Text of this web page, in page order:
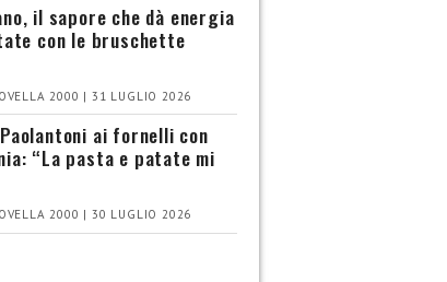
il sapore che dà energia
con le bruschette
2000 | 31 LUGLIO 2026
ai fornelli con
“La pasta e patate mi
2000 | 30 LUGLIO 2026